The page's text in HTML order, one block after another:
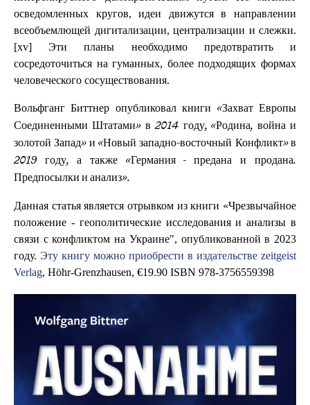
осведомленных кругов, идеи движутся в направлении
всеобъемлющей дигитализации, централизации и слежки.
[xv] Эти планы необходимо предотвратить и
сосредоточиться на гуманных, более подходящих формах
человеческого сосуществования.
Вольфганг Биттнер опубликовал книги «Захват Европы
Соединенными Штатами» в 2014 году, «Родина, война и
золотой Запад» и «Новый западно-восточный Конфликт» в
2019 году, а также «Германия - предана и продана.
Предпосылки и анализ».
Данная статья является отрывком из книги «Чрезвычайное
положение - геополитические исследования и анализы в
связи с конфликтом на Украине", опубликованной в 2023
году. Эту книгу можно приобрести в издательстве zeitgeist
Verlag, Höhr-Grenzhausen, €19.90 ISBN 978-3756559398